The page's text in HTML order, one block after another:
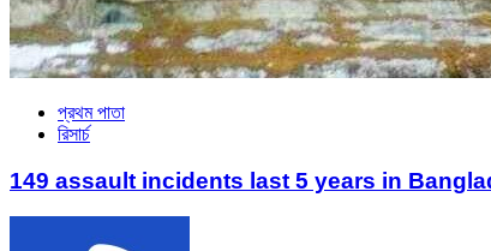
প্রথম পাতা
রিসার্চ
149 assault incidents last 5 years in